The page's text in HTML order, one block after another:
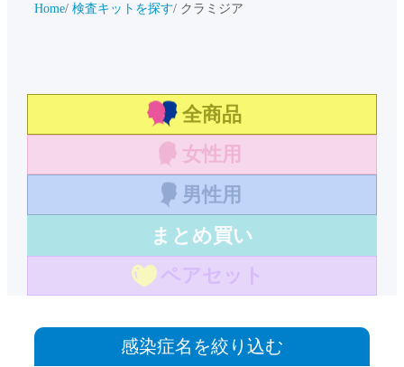
Home 検査キットを探す クラミジア
全商品
女性用
男性用
まとめ買い
ペアセット
感染症名を絞り込む